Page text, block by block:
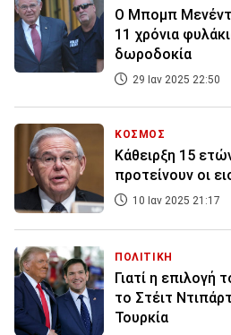
Ο Μπομπ
11 χρόνια
δωροδοκία
29 Ιαν 2025 22:50
ΚΟΣΜΟΣ
Κάθειρξη 15
προτείνουν οι
10 Ιαν 2025 21:17
ΠΟΛΙΤΙΚΗ
Γιατί η επιλογή
το Στέιτ
Τουρκία